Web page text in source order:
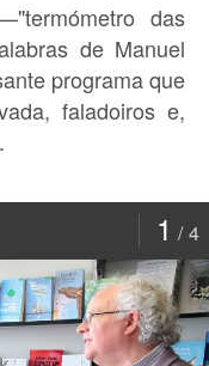
das
de Manuel
programa que
faladoiros e,
1 4